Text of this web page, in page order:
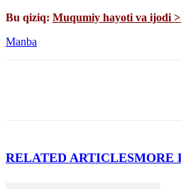
Bu qiziq: Muqumiy hayoti va ijodi
Manba
RELATED ARTICLESMORE